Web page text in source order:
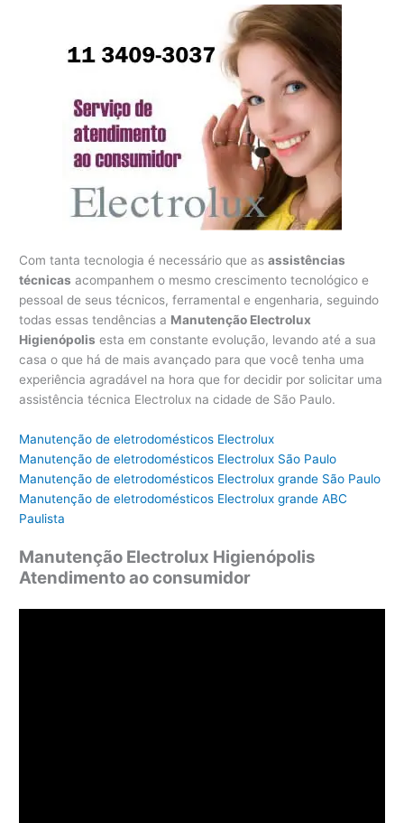
Com tanta tecnologia é necessário que asassistências
técnicas acompanhem o mesmo crescimento tecnológico e
pessoal de seus técnicos, ferramental e engenharia, seguindo
todas essas tendências a Manutenção Electrolux
Higienópolis esta em constante evolução, levando até a sua
casa o que há de mais avançado para que você tenha uma
experiência agradável na hora que for decidir por solicitar uma
assistência técnica Electrolux na cidade de São Paulo.
Manutenção de eletrodomésticos Electrolux
Manutenção de eletrodomésticos Electrolux São Paulo
Manutenção de eletrodomésticos Electrolux grande São Paulo
Manutenção de eletrodomésticos Electrolux grande ABC
Paulista
Manutenção Electrolux Higienópolis
Atendimento ao consumidor